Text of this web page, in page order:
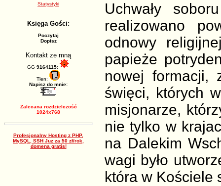
Statystyki
Księga Gości:
Poczytaj
Dopisz
Kontakt ze mną
GG 9164115:
Tlen:
Napisz do mnie:
Zalecana rozdzielczość
1024x768
Profesjonalny Hosting z PHP,
MySQL, SSH Juz za 50 zł/rok,
domena gratis!
Uchwały
realizowano
odnowy
papieże
nowej formacji,
święci, których
misjonarze,
nie tylko w
na Dalekim
wagi było
która w Kościele